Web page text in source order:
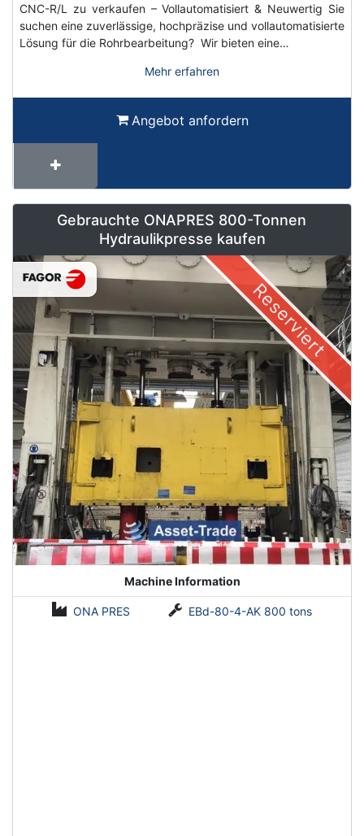
CNC-R/L zu verkaufen – Vollautomatisiert & Neuwertig Sie
suchen eine zuverlässige, hochpräzise und vollautomatisierte
Lösung für die Rohrbearbeitung? Wir bieten eine…
Mehr erfahren
Angebot anfordern
Gebrauchte ONAPRES 800-Tonnen
Hydraulikpresse kaufen
Reserviert
Machine Information
ONA PRES EBd-80-4-AK 800 tons